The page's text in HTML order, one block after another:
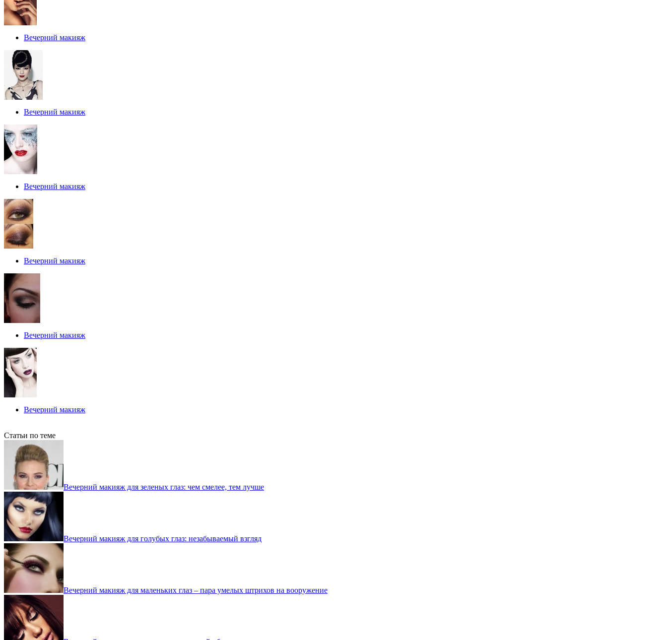
Вечерний макияж
Вечерний макияж
Вечерний макияж
Вечерний макияж
Вечерний макияж
Вечерний макияж
Статьи по теме
Вечерний макияж для зеленых глаз: чем смелее, тем лучше
Вечерний макияж для голубых глаз: незабываемый взгляд
Вечерний макияж для маленьких глаз – пара умелых штрихов на вооружение